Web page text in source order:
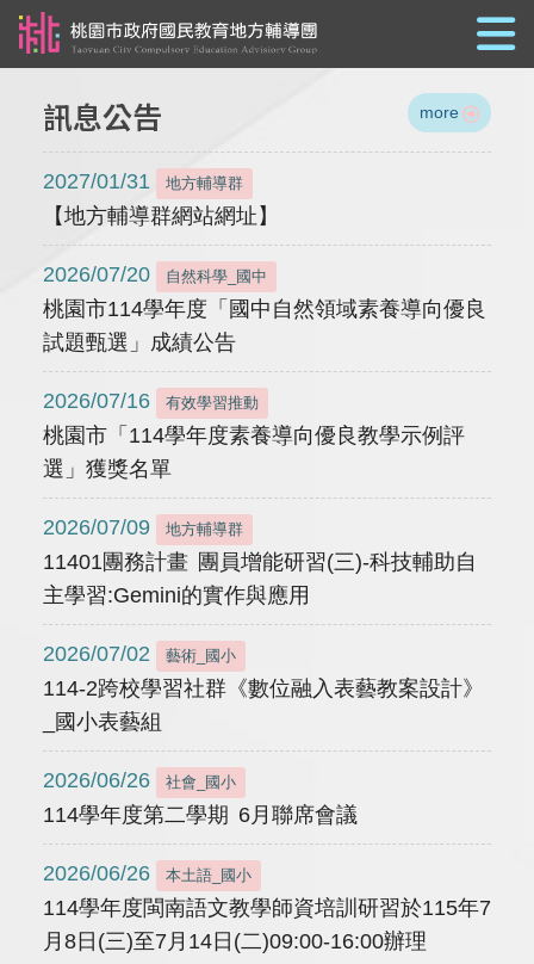
訊息公告 more
2027/01/31 地方輔導群
【地方輔導群網站網址】
2026/07/20 自然科學_國中
桃園市114學年度「國中自然領域素養導向優良
試題甄選」成績公告
2026/07/16 有效學習推動
桃園市「114學年度素養導向優良教學示例評
選」獲獎名單
2026/07/09 地方輔導群
11401團務計畫 團員增能研習(三)-科技輔助自
主學習:Gemini的實作與應用
2026/07/02 藝術_國小
114-2跨校學習社群《數位融入表藝教案設計》
_國小表藝組
2026/06/26 社會_國小
114學年度第二學期 6月聯席會議
2026/06/26 本土語_國小
114學年度閩南語文教學師資培訓研習於115年7
月8日(三)至7月14日(二)09:00-16:00辦理